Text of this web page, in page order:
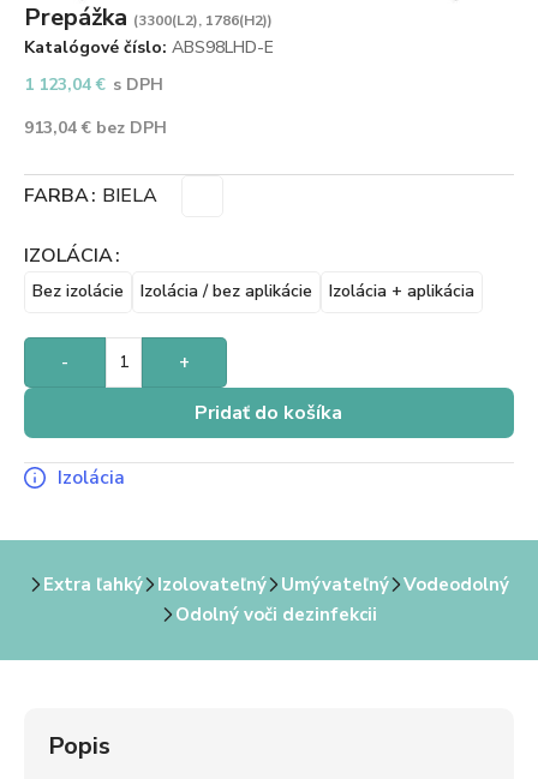
Prepážka (3300(L2), 1786(H2))
Katalógové číslo: ABS98LHD-E
1 123,04€ s DPH
913,04€ bez DPH
FARBA BIELA
IZOLÁCIA
Bez izolácie Izolácia / bez aplikácie Izolácia + aplikácia
- +
Pridať do košíka
Izolácia
Extra ľahký Izolovateľný Umývateľný
Vodeodolný
Odolný voči dezinfekcii
Popis